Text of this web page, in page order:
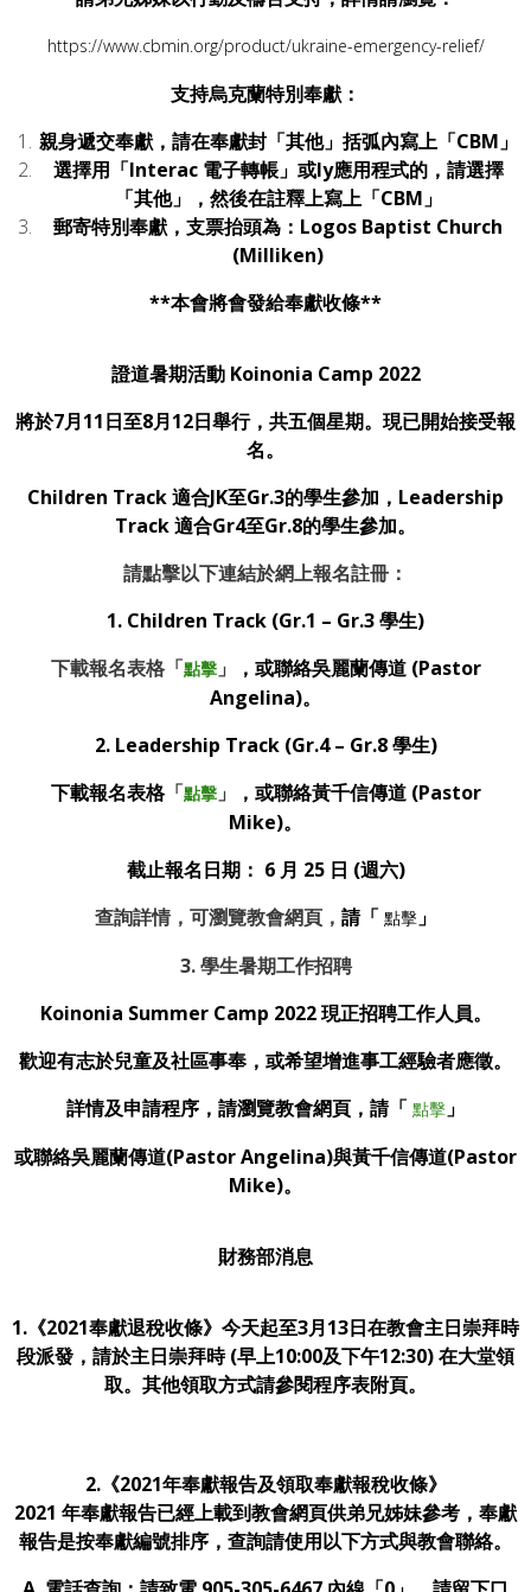
https://www.cbmin.org/product/ukraine-emergency-relief/
支持烏克蘭特別奉獻：
親身遞交奉獻，請在奉獻封「其他」括弧內寫上「CBM」
選擇用「Interac 電子轉帳」或ly應用程式的，請選擇
「其他」，然後在註釋上寫上「CBM」
郵寄特別奉獻，支票抬頭為： Logos Baptist Church
(Milliken)
**本會將會發給奉獻收條**
證道暑期活動 Koinonia Camp 2022
將於7月11日至8月12日舉行，共五個星期。現已開始接受報
名。
Children Track 適合JK至Gr.3的學生參加，Leadership
Track 適合Gr4至Gr.8的學生參加。
請點擊以下連結於網上報名註冊：
1. Children Track (Gr.1 – Gr.3 學生)
下載報名表格「點擊」
，或聯絡吳麗蘭傳道 (Pastor
Angelina)。
2. Leadership Track (Gr.4 – Gr.8 學生)
下載報名表格「點擊」
，或聯絡黃千信傳道 (Pastor
Mike)。
截止報名日期： 6 月 25 日 (週六)
查詢詳情，可瀏覽教會網頁， 請「 點擊 」
3. 學生暑期工作招聘
Koinonia Summer Camp 2022 現正招聘工作人員。
歡迎有志於兒童及社區事奉，或希望增進事工經驗者應徵。
詳情及申請程序，請瀏覽教會網頁， 請「 點擊 」
或聯絡吳麗蘭傳道(Pastor Angelina)與黃千信傳道(Pastor
Mike)。
財務部消息
1.《2021奉獻退稅收條》今天起至3月13日在教會主日崇拜時
段派發，請於主日崇拜時 (早上10:00及下午12:30) 在大堂領
取。其他領取方式請參閱程序表附頁。
2.《2021年奉獻報告及領取奉獻報稅收條》
2021 年奉獻報告已經上載到教會網頁供弟兄姊妹參考，奉獻
報告是按奉獻編號排序，查詢請使用以下方式與教會聯絡。